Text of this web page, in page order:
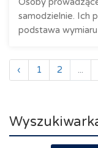
samodzielnie. Ich
podstawa wymiaru
‹ 1 2 ...